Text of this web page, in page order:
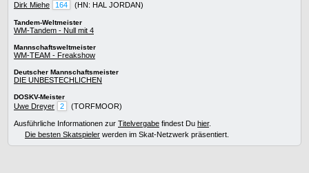
Dirk Miehe 164 (HN: HAL JORDAN)
Tandem-Weltmeister
WM-Tandem - Null mit 4
Mannschaftsweltmeister
WM-TEAM - Freakshow
Deutscher Mannschaftsmeister
DIE UNBESTECHLICHEN
DOSKV-Meister
Uwe Dreyer 2 (TORFMOOR)
Ausführliche Informationen zur Titelvergabe findest Du hier.
Die besten Skatspieler werden im Skat-Netzwerk präsentiert.